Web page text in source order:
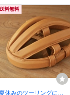
送料無料
夏休みのツーリングに